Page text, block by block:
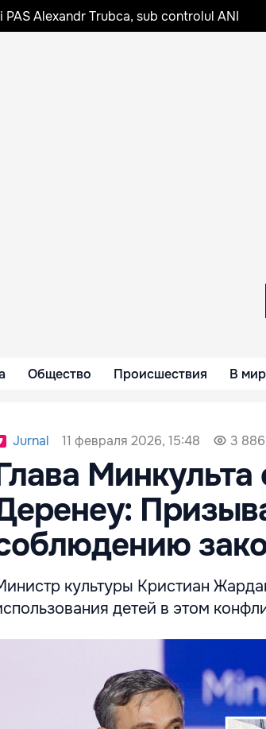
Alexandr Trubca, sub controlul ANI
Общество Происшествия В
Jurnal 11 февраля 2026, 15:48 3 886
Минкульта
культуры Кристиан
детей в этом